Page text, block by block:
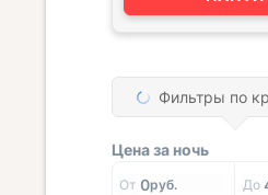
Фильтры по
Цена за ночь
От 0руб. До